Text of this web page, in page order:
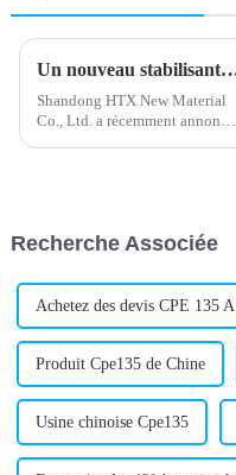
Un nouveau stabilisant calcium-zinc donne des
Shandong HTX New Material
Co., Ltd. a récemment annoncé
excellente résistance aux
Recherche Associée
Achetez des devis CPE 135 A
Produit Cpe135 de Chine
Usine chinoise Cpe135